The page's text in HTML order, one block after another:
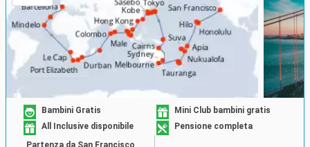
Bambini Gratis
Mini Club bambini gratis
All Inclusive disponibile
Pensione completa